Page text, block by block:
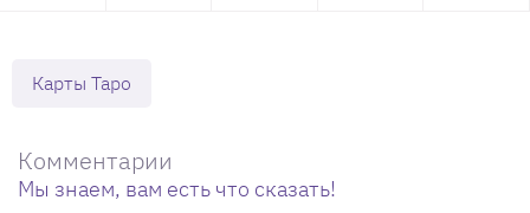
Карты Таро
Комментарии
Мы знаем, вам есть что сказать!